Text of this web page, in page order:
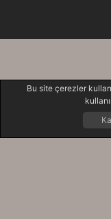
Bu site çerezler